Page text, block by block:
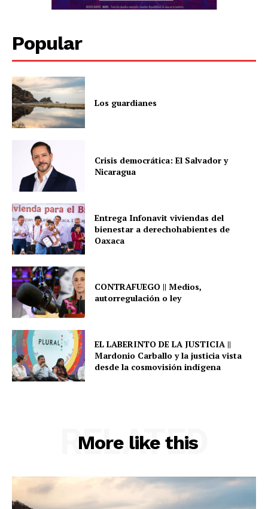
Popular
Los guardianes
Crisis democrática: El Salvador y
Nicaragua
Entrega Infonavit viviendas del
bienestar a derechohabientes de
Oaxaca
CONTRAFUEGO || Medios,
autorregulación o ley
EL LABERINTO DE LA JUSTICIA ||
Mardonio Carballo y la justicia vista
desde la cosmovisión indígena
More like this
RELATED